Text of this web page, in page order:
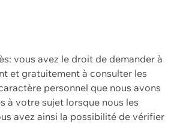
vous avez le droit de demander à
et gratuitement à consulter les
personnel que nous avons
à votre sujet lorsque nous les
avez ainsi la possibilité de vérifier